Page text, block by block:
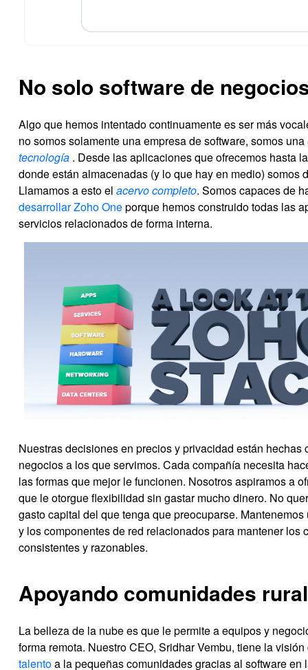
No solo software de
Algo que hemos intentado continuamente es ser más
no somos solamente una empresa de software, somos una
tecnología . Desde las aplicaciones que ofrecemos hasta
donde están almacenadas (y lo que hay en medio) somos
Llamamos a esto el acervo completo. Somos capaces de
desarrollar Zoho Oneporque hemos construido todas las
servicios relacionados de forma interna.
Nuestras decisiones en precios y privacidad están hechas
negocios a los que servimos. Cada compañía necesita
las formas que mejor le funcionen. Nosotros aspiramos a
que le otorgue flexibilidad sin gastar mucho dinero. No
gasto capital del que tenga que preocuparse.
y los componentes de red relacionados para mantener los
consistentes y razonables.
Apoyando comunidades
La belleza de la nube es que le permite a equipos y
forma remota. Nuestro CEO, Sridhar Vembu, tiene la
talentoa la pequeñas comunidades gracias al software en